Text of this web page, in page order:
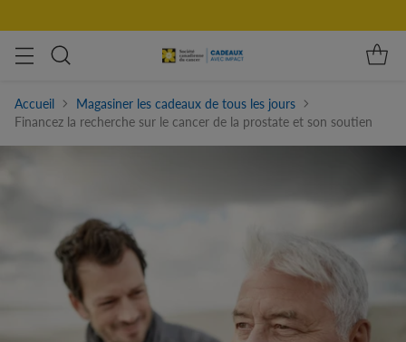
Accueil
Magasiner les cadeaux de tous les jours
Financez la recherche sur le cancer de la prostate et son soutien